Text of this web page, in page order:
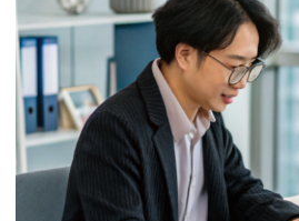
КУРС
ТАРГЕТ ВКОНТАКТЕ
простой способ разобраться в
таргете и начать зарабатывать
больше.
/01
30 уроков раскладывают